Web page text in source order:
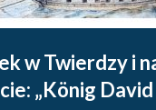
w Twierdzy i
„König David